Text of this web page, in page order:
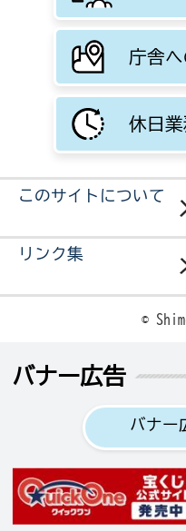
庁舎
休日
このサイトについて
リンク集
©
バナー広告
バナー